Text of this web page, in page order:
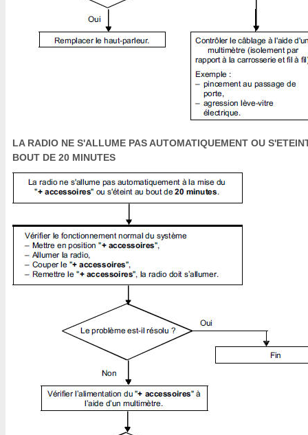
LA RADIO NE S'ALLUME PAS AUTOMATIQUEMENT OU
BOUT DE 20 MINUTES